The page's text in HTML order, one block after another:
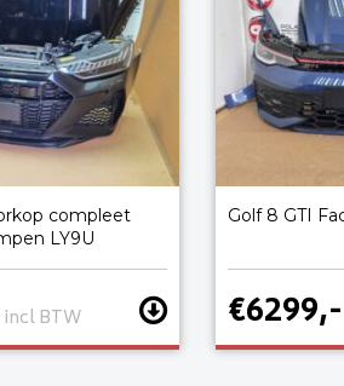
compleet
LY9U
incl BTW
Golf 8 GTI
€6299,-